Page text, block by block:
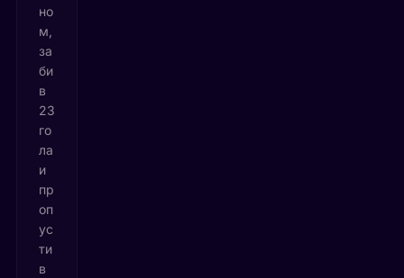
но
м,
за
би
в
23
го
ла
и
пр
оп
ус
ти
в